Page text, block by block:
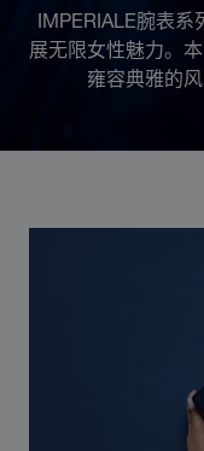
IMPERIALE腕表
展无限女性魅力。
雍容典雅的